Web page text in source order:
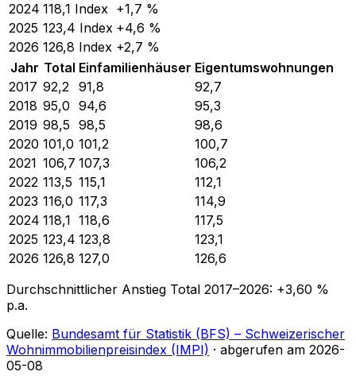
2024 118,1 Index +1,7 %
2025 123,4 Index +4,6 %
2026 126,8 Index +2,7 %
Jahr Total Einfamilienhäuser Eigentumswohnungen
2017 92,2 91,8
92,7
2018 95,0 94,6
95,3
2019 98,5 98,5
98,6
2020 101,0 101,2
100,7
2021 106,7 107,3
106,2
2022 113,5 115,1
112,1
2023 116,0 117,3
114,9
2024 118,1 118,6
117,5
2025 123,4 123,8
123,1
2026 126,8 127,0
126,6
Durchschnittlicher Anstieg Total 2017–2026: +3,60 %
p.a.
Quelle: Bundesamt für Statistik (BFS) – Schweizerischer
Wohnimmobilienpreisindex (IMPI) · abgerufen am 2026-
05-08